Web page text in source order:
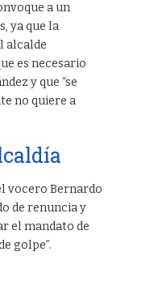
a un
ya que la
alcalde
es necesario
y que “se
no quiere a
vocero Bernardo
de renuncia y
el mandato de
golpe”.